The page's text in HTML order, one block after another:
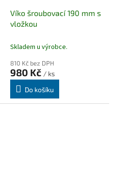
Víko šroubovací 190 mm s
vložkou
Skladem u výrobce.
810 Kč bez DPH
980 Kč / ks
Do košíku